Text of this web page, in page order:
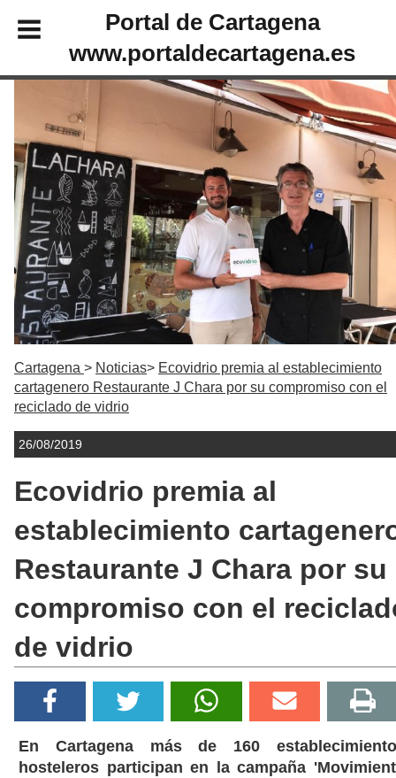
Portal de Cartagena
www.portaldecartagena.es
Cartagena Noticias
Ecovidrio premia al establecimiento
cartagenero Restaurante J Chara por su compromiso con el
reciclado de vidrio
26/08/2019
Ecovidrio premia al
establecimiento
Restaurante J Chara por su
compromiso con el
de vidrio
En Cartagena más de 160
hosteleros participan en la campaña